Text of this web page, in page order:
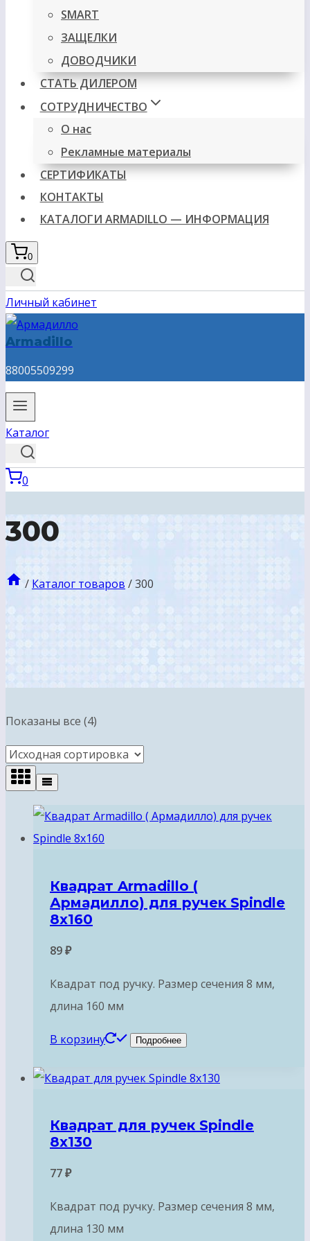
SMART
ЗАЩЕЛКИ
ДОВОДЧИКИ
СТАТЬ ДИЛЕРОМ
СОТРУДНИЧЕСТВО
О нас
Рекламные материалы
СЕРТИФИКАТЫ
КОНТАКТЫ
КАТАЛОГИ ARMADILLO — ИНФОРМАЦИЯ
0
Личный кабинет
Armadillo
88005509299
Каталог
0
300
/ Каталог товаров /300
Показаны все (4)
Квадрат Armadillo (
Армадилло) для ручек Spindle
8х160
89₽
Квадрат под ручку. Размер сечения 8 мм,
длина 160 мм
В корзину Подробнее
Квадрат для ручек Spindle
8х130
77₽
Квадрат под ручку. Размер сечения 8 мм,
длина 130 мм